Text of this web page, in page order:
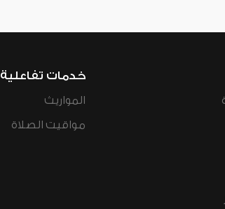
خدمات تفاعلية
المواريث
مواقيت الصلاة